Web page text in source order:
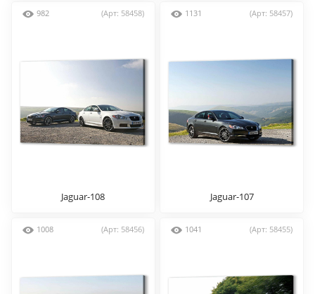
982 (Арт: 58458)
Jaguar-108
1131 (Арт: 58457)
Jaguar-107
1008 (Арт: 58456) 1041 (Арт: 58455)